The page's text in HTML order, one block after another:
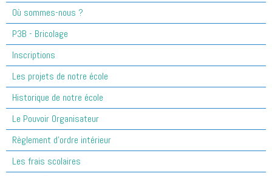
Où sommes-nous ?
P3B - Bricolage
Inscriptions
Les projets de notre école
Historique de notre école
Le Pouvoir Organisateur
Règlement d'ordre intérieur
Les frais scolaires